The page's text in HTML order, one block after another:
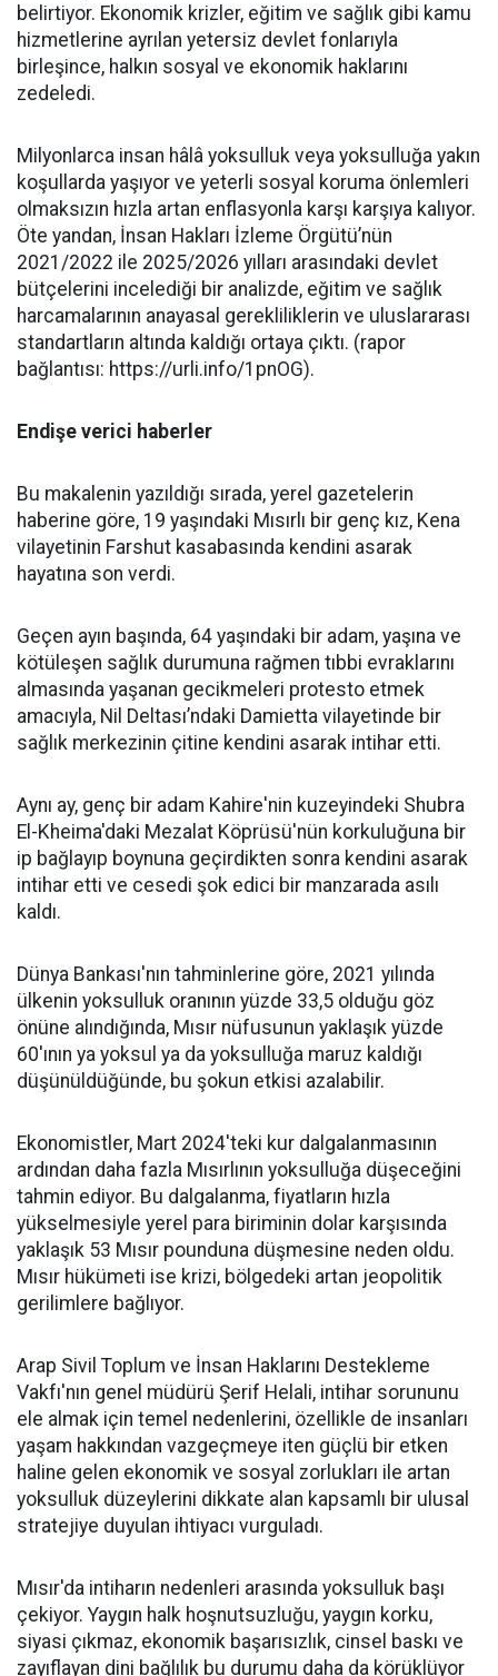
belirtiyor. Ekonomik krizler, eğitim ve sağlık gibi kamu
hizmetlerine ayrılan yetersiz devlet fonlarıyla
birleşince, halkın sosyal ve ekonomik haklarını
zedeledi.
Milyonlarca insan hâlâ yoksulluk veya yoksulluğa yakın
koşullarda yaşıyor ve yeterli sosyal koruma önlemleri
olmaksızın hızla artan enflasyonla karşı karşıya kalıyor.
Öte yandan, İnsan Hakları İzleme Örgütü’nün
2021/2022 ile 2025/2026 yılları arasındaki devlet
bütçelerini incelediği bir analizde, eğitim ve sağlık
harcamalarının anayasal gerekliliklerin ve uluslararası
standartların altında kaldığı ortaya çıktı. (rapor
bağlantısı: https://urli.info/1pnOG).
Endişe verici haberler
Bu makalenin yazıldığı sırada, yerel gazetelerin
haberine göre, 19 yaşındaki Mısırlı bir genç kız, Kena
vilayetinin Farshut kasabasında kendini asarak
hayatına son verdi.
Geçen ayın başında, 64 yaşındaki bir adam, yaşına ve
kötüleşen sağlık durumuna rağmen tıbbi evraklarını
almasında yaşanan gecikmeleri protesto etmek
amacıyla, Nil Deltası’ndaki Damietta vilayetinde bir
sağlık merkezinin çitine kendini asarak intihar etti.
Aynı ay, genç bir adam Kahire'nin kuzeyindeki Shubra
El-Kheima'daki Mezalat Köprüsü'nün korkuluğuna bir
ip bağlayıp boynuna geçirdikten sonra kendini asarak
intihar etti ve cesedi şok edici bir manzarada asılı
kaldı.
Dünya Bankası'nın tahminlerine göre, 2021 yılında
ülkenin yoksulluk oranının yüzde 33,5 olduğu göz
önüne alındığında, Mısır nüfusunun yaklaşık yüzde
60'ının ya yoksul ya da yoksulluğa maruz kaldığı
düşünüldüğünde, bu şokun etkisi azalabilir.
Ekonomistler, Mart 2024'teki kur dalgalanmasının
ardından daha fazla Mısırlının yoksulluğa düşeceğini
tahmin ediyor. Bu dalgalanma, fiyatların hızla
yükselmesiyle yerel para biriminin dolar karşısında
yaklaşık 53 Mısır pounduna düşmesine neden oldu.
Mısır hükümeti ise krizi, bölgedeki artan jeopolitik
gerilimlere bağlıyor.
Arap Sivil Toplum ve İnsan Haklarını Destekleme
Vakfı'nın genel müdürü Şerif Helali, intihar sorununu
ele almak için temel nedenlerini, özellikle de insanları
yaşam hakkından vazgeçmeye iten güçlü bir etken
haline gelen ekonomik ve sosyal zorlukları ile artan
yoksulluk düzeylerini dikkate alan kapsamlı bir ulusal
stratejiye duyulan ihtiyacı vurguladı.
Mısır'da intiharın nedenleri arasında yoksulluk başı
çekiyor. Yaygın halk hoşnutsuzluğu, yaygın korku,
siyasi çıkmaz, ekonomik başarısızlık, cinsel baskı ve
zayıflayan dini bağlılık bu durumu daha da körüklüyor